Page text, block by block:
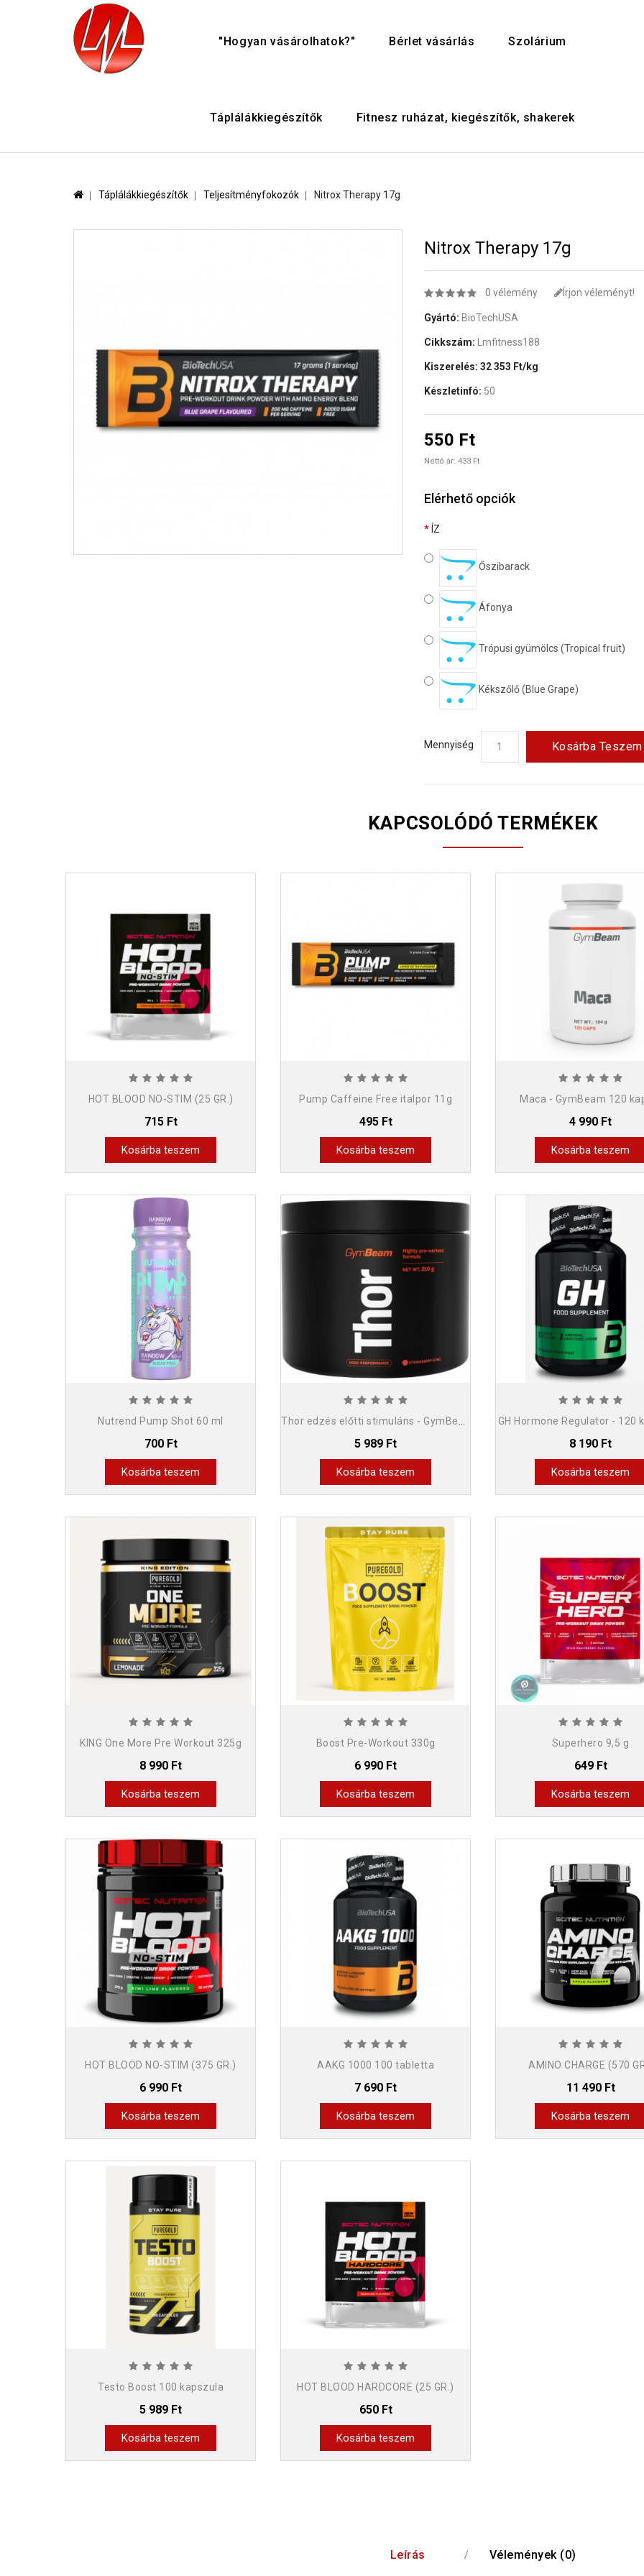
"Hogyan vásárolhatok?" Bérlet vásárlás Szolárium
Táplálákkiegészítők Fitnesz ruházat, kiegészítők, shakerek
Táplálákkiegészítők Teljesítményfokozók Nitrox Therapy 17g
Nitrox Therapy 17g
0 vélemény Írjon véleményt!
Gyártó: BioTechUSA
Cikkszám: Lmfitness188
Kiszerelés: 32 353 Ft/kg
Készletinfó: 50
550 Ft
Nettó ár: 433 Ft
Elérhető opciók
ÍZ
Őszibarack
Áfonya
Trópusi gyümölcs (Tropical fruit)
Kékszőlő (Blue Grape)
Mennyiség Kosárba Teszem
KAPCSOLÓDÓ TERMÉKEK
HOT BLOOD NO-STIM (25 GR.)
715 Ft
Kosárba teszem
Pump Caffeine Free italpor 11g
495 Ft
Kosárba teszem
Maca - GymBeam 120
4 990 Ft
Kosárba teszem
Nutrend Pump Shot 60 ml
700 Ft
Kosárba teszem
5 989 Ft
Kosárba teszem
GH Hormone Regulator - 120
8 190 Ft
Kosárba teszem
KING One More Pre Workout 325g
8 990 Ft
Kosárba teszem
Boost Pre-Workout 330g
6 990 Ft
Kosárba teszem
Superhero 9,5 g
649 Ft
Kosárba teszem
HOT BLOOD NO-STIM (375 GR.)
6 990 Ft
Kosárba teszem
AAKG 1000 100 tabletta
7 690 Ft
Kosárba teszem
AMINO CHARGE (570
11 490 Ft
Kosárba teszem
Testo Boost 100 kapszula
5 989 Ft
Kosárba teszem
HOT BLOOD HARDCORE (25 GR.)
650 Ft
Kosárba teszem
Leírás Vélemények (0)